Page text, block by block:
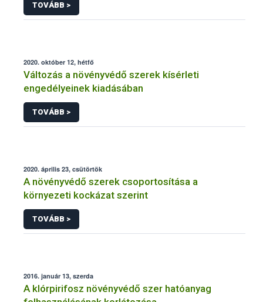
TOVÁBB >
2020. október 12, hétfő
Változás a növényvédő szerek kísérleti
engedélyeinek kiadásában
TOVÁBB >
2020. április 23, csütörtök
A növényvédő szerek csoportosítása a
környezeti kockázat szerint
TOVÁBB >
2016. január 13, szerda
A klórpirifosz növényvédő szer hatóanyag